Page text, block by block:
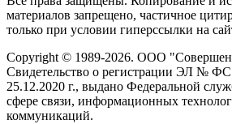
материалов запрещено, частичное
только при условии гиперссылки на
Copyright © 1989-2026. ООО
Свидетельство о регистрации ЭЛ № ФС
25.12.2020 г., выдано Федеральной
сфере связи, информационных
коммуникаций.